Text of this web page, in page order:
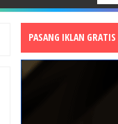
PASANG IKLAN GRATIS